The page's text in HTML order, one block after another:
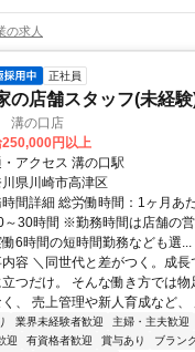
の求人
正社員
の店舗スタッフ(未経
溝の口店
250,000円以上
アクセス 溝の口駅
県川崎市高津区
間詳細 総労働時間：1ヶ月
～30時間 ※勤務時間は店舗の
6時間の短時間勤務なども選...
容 ＼同世代と差がつく。成
立つだけ。 そんな働き方では
、 売上管理や新人育成など、
業界未経験者歓迎 主婦・主夫歓迎
迎
有資格者歓迎 賞与あり ブラン